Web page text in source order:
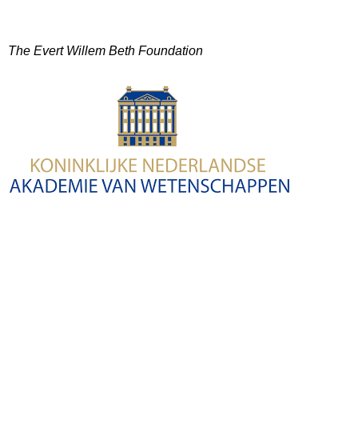
The Evert Willem Beth Foundation